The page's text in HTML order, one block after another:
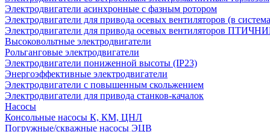
Электродвигатели асинхронные с фазным ротором
Электродвигатели для привода осевых вентиляторов (в
Электродвигатели для привода осевых вентиляторов
Высоковольтные электродвигатели
Рольганговые электродвигатели
Электродвигатели пониженной высоты (IP23)
Энергоэффективные электродвигатели
Электродвигатели с повышенным скольжением
Электродвигатели для привода станков-качалок
Насосы
Консольные насосы К, КМ, ЦНЛ
Погружные/скважные насосы ЭЦВ